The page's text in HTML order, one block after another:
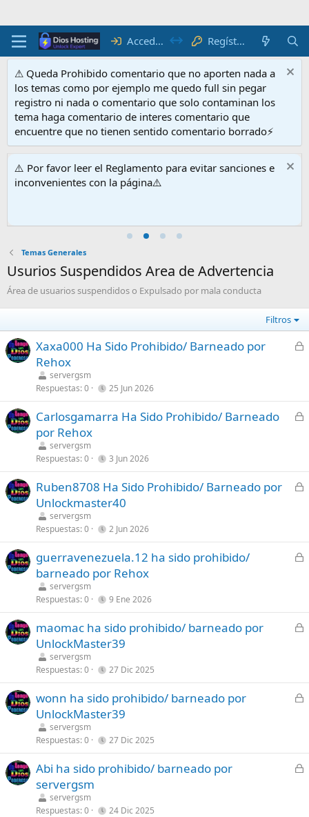
Acceder Regístrate
⚠ Queda Prohibido comentario que no aporten nada a
los temas como por ejemplo me quedo full sin pegar
registro ni nada o comentario que solo contaminan los
tema haga comentario de interes comentario que
encuentre que no tienen sentido comentario borrado⚡
⚠️ Por favor leer el Reglamento para evitar sanciones e
inconvenientes con la página⚠️
Temas Generales
Usurios Suspendidos Area de Advertencia
Área de usuarios suspendidos o Expulsado por mala conducta
Filtros
C
a
d
Xaxa000 Ha Sido Prohibido/ Barneado por
Rehox
servergsm
Respuestas 0 25 Jun 2026
C
a
d
Carlosgamarra Ha Sido Prohibido/ Barneado
por Rehox
servergsm
Respuestas 0 3 Jun 2026
C
a
d
Ruben8708 Ha Sido Prohibido/ Barneado por
Unlockmaster40
servergsm
Respuestas 0 2 Jun 2026
C
a
d
guerravenezuela.12 ha sido prohibido/
barneado por Rehox
servergsm
Respuestas 0 9 Ene 2026
C
a
d
maomac ha sido prohibido/ barneado por
UnlockMaster39
servergsm
Respuestas 0 27 Dic 2025
C
a
d
wonn ha sido prohibido/ barneado por
UnlockMaster39
servergsm
Respuestas 0 27 Dic 2025
C
Abi ha sido prohibido/ barneado por
servergsm
servergsm
Respuestas 0 24 Dic 2025